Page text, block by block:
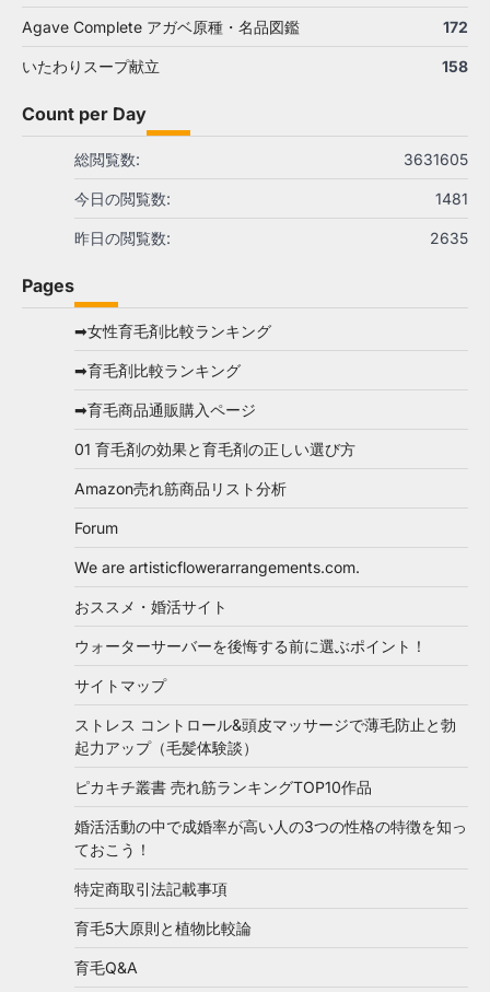
Agave Complete アガベ原種・名品図鑑 172
いたわりスープ献立 158
Count per Day
3631605
総閲覧数:
1481
今日の閲覧数:
2635
昨日の閲覧数:
Pages
➡女性育毛剤比較ランキング
➡育毛剤比較ランキング
➡育毛商品通販購入ページ
01 育毛剤の効果と育毛剤の正しい選び方
Amazon売れ筋商品リスト分析
Forum
We are artisticflowerarrangements.com.
おススメ・婚活サイト
ウォーターサーバーを後悔する前に選ぶポイント！
サイトマップ
ストレス コントロール&頭皮マッサージで薄毛防止と勃
起力アップ（毛髪体験談）
ピカキチ叢書 売れ筋ランキングTOP10作品
婚活活動の中で成婚率が高い人の3つの性格の特徴を知っ
ておこう！
特定商取引法記載事項
育毛5大原則と植物比較論
育毛Q&A